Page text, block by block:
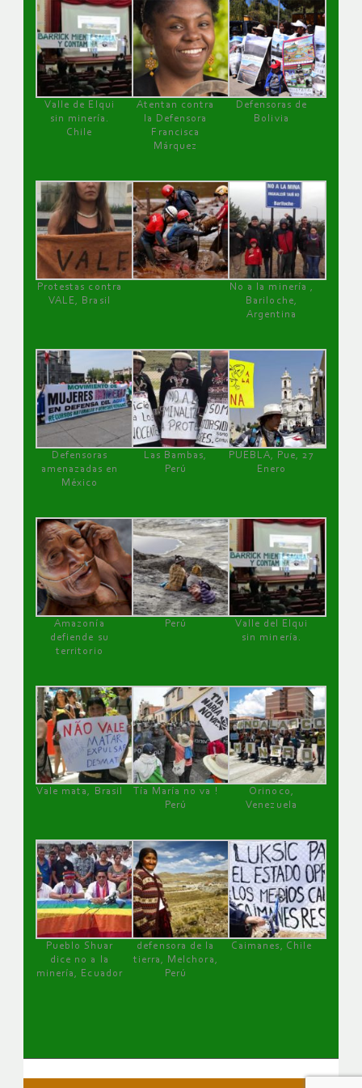
Valle de Elqui
sin minería.
Chile
Atentan contra
la Defensora
Francisca
Márquez
Defensoras de
Bolivia
Protestas contra
VALE, Brasil
No a la minería ,
Bariloche,
Argentina
Defensoras
amenazadas en
México
Las Bambas,
Perú
PUEBLA, Pue, 27
Enero
Amazonía
defiende su
territorio
Perú
Valle del Elqui
sin minería.
Vale mata, Brasil
Tía María no va !
Perú
Orinoco,
Venezuela
Pueblo Shuar
dice no a la
minería, Ecuador
defensora de la
tierra, Melchora,
Perú
Caimanes, Chile